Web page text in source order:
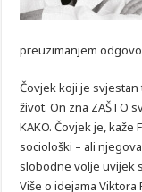
preuzimanjem
Čovjek koji je
život. On zna ZAŠTO
KAKO. Čovjek je,
sociološki – ali
slobodne volje uvijek
Više o idejama